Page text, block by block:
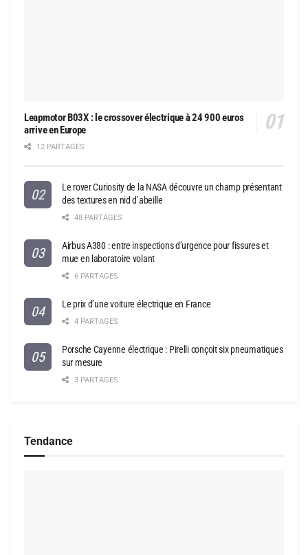
Leapmotor B03X : le crossover électrique à 24 900 euros
arrive en Europe
12 PARTAGES
Le rover Curiosity de la NASA découvre un champ présentant
des textures en nid d’abeille
48 PARTAGES
Airbus A380 : entre inspections d’urgence pour fissures et
mue en laboratoire volant
6 PARTAGES
Le prix d’une voiture électrique en France
4 PARTAGES
Porsche Cayenne électrique : Pirelli conçoit six pneumatiques
sur mesure
3 PARTAGES
Tendance